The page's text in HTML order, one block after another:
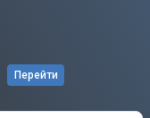
Перейти